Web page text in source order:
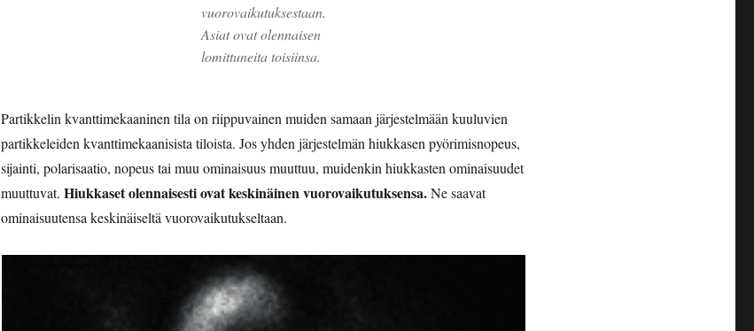
vuorovaikutuksestaan.
Asiat ovat olennaisen
lomittuneita toisiinsa.
Partikkelin kvanttimekaaninen tila on riippuvainen muiden samaan järjestelmään kuuluvien
partikkeleiden kvanttimekaanisista tiloista. Jos yhden järjestelmän hiukkasen pyörimisnopeus,
sijainti, polarisaatio, nopeus tai muu ominaisuus muuttuu, muidenkin hiukkasten ominaisuudet
muuttuvat.Hiukkaset olennaisesti ovat keskinäinen vuorovaikutuksensa.Ne saavat
ominaisuutensa keskinäiseltä vuorovaikutukseltaan.